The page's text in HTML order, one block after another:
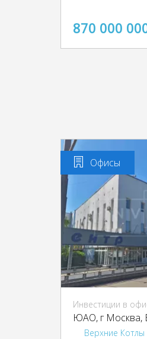
870 000
Офисы
Инвестиции в
ЮАО, г Москва,
Верхние Котлы